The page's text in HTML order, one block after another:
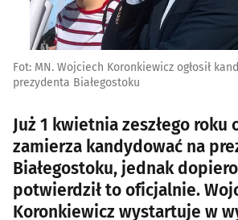
Fot: MN. Wojciech Koronkiewicz ogłosił
prezydenta Białegostoku
Już 1 kwietnia zeszłego roku
zamierza kandydować na
Białegostoku, jednak
potwierdził to oficjalnie.
Koronkiewicz wystartuje w